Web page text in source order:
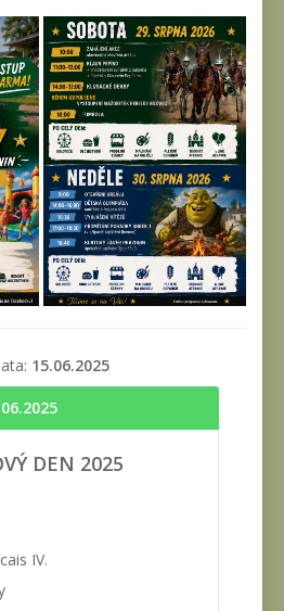
15.06.2025
DEN 2025
IV.